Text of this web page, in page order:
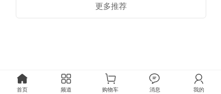
更多推荐
首页 频道 购物车 消息 我的